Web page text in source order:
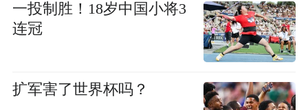
一投制胜！18岁中国小将3
连冠
扩军害了世界杯吗？